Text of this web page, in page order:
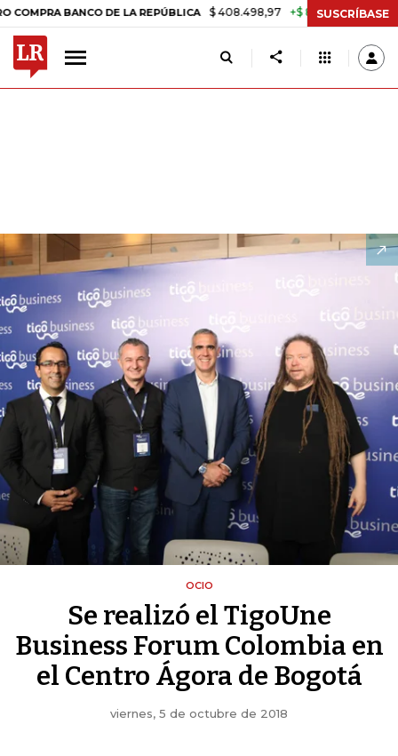
DE LA REPÚBLICA $ 408.498,97 +$ 8.753,81 +2,19% TASA DE
SUSCRÍBASE
OCIO
Se realizó el TigoUne
Business Forum Colombia en
el Centro Ágora de Bogotá
viernes, 5 de octubre de 2018